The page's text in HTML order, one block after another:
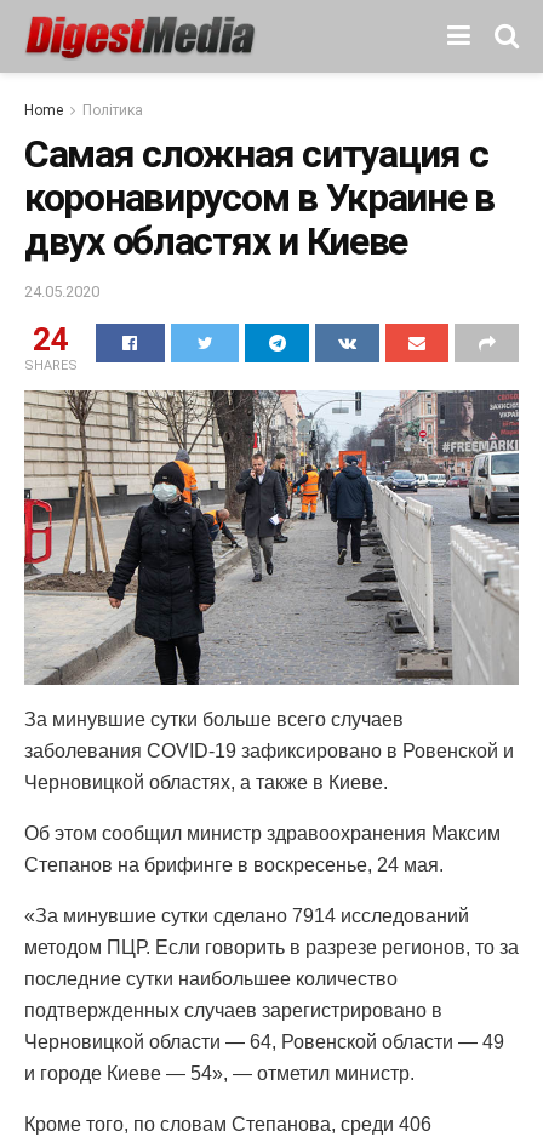
Home Політика
Самая сложная ситуация с
коронавирусом в Украине в
двух областях и Киеве
24.05.2020
24
SHARES
За минувшие сутки больше всего случаев
заболевания COVІD-19 зафиксировано в Ровенской и
Черновицкой областях, а также в Киеве.
Об этом сообщил министр здравоохранения Максим
Степанов на брифинге в воскресенье, 24 мая.
«За минувшие сутки сделано 7914 исследований
методом ПЦР. Если говорить в разрезе регионов, то за
последние сутки наибольшее количество
подтвержденных случаев зарегистрировано в
Черновицкой области — 64, Ровенской области — 49
и городе Киеве — 54», — отметил министр.
Кроме того, по словам Степанова, среди 406